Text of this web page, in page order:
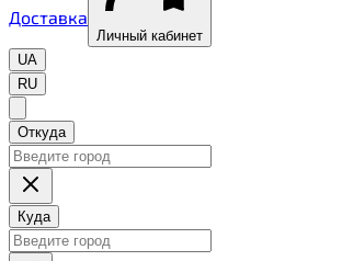
Доставка
Личный кабинет
UA
RU
Откуда
Куда